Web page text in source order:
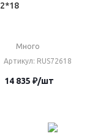
2*18
Много
Артикул: RUS72618
14 835 ₽/шт